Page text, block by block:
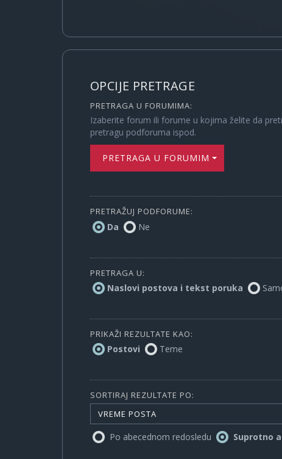
OPCIJE PRETRAGE
PRETRAGA U FORUMIMA:
Izaberite forum ili forume u kojima želite da
pretragu podforuma ispod.
PRETRAGA U FORUMIMA
PRETRAŽUJ PODFORUME:
Da Ne
PRETRAGA U:
Naslovi postova i tekst poruka
PRIKAŽI REZULTATE KAO:
Postovi Teme
SORTIRAJ REZULTATE PO:
VREME POSTA
Po abecednom redosledu Suprotno